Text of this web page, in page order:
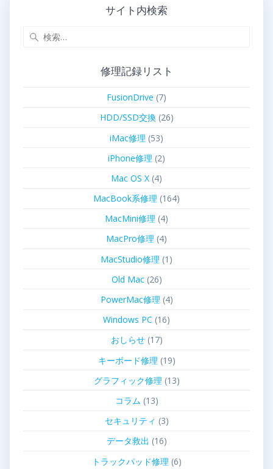
サイト内検索
修理記録リスト
FusionDrive (7)
HDD/SSD交換(26)
iMac修理 (53)
iPhone修理 (2)
Mac OS X (4)
MacBook系修理 (164)
MacMini修理 (4)
MacPro修理 (4)
MacStudio修理 (1)
Old Mac(26)
PowerMac修理 (4)
Windows PC (16)
おしらせ(17)
キーボード修理 (19)
グラフィック修理 (13)
コラム (13)
セキュリティ (3)
データ救出 (16)
トラックパッド修理 (6)